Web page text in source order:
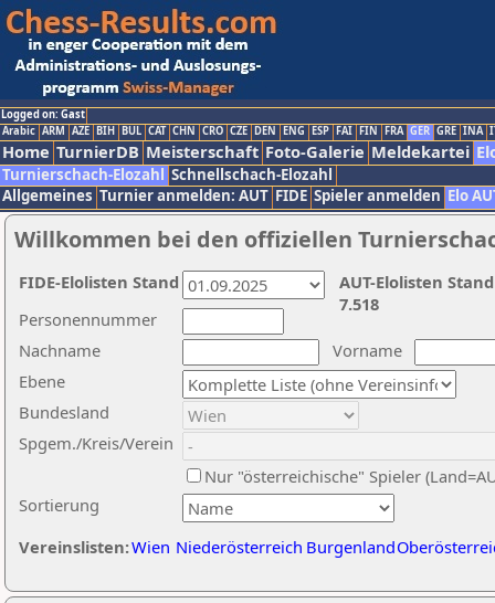
Logged on: Gast
Arabic ARM AZE BIH BUL CAT CHN CRO CZE DEN ENG ESP FAI FIN FRA GER GRE INA
Home TurnierDB Meisterschaft Foto-Galerie Meldekartei
Turnierschach-Elozahl Schnellschach-Elozahl
Allgemeines Turnier anmelden: AUT FIDE Spieler anmelden Elo
Willkommen bei den offiziellen
Nachname
Vorname
Ebene
Sortierung
Personennummer
Bundesland
Spgem./Kreis/Verein
Nur "österreichische" Spieler
Vereinslisten:Wien Niederösterreich Burgenland
AUT-Elolisten
7.518
FIDE-Elolisten Stand